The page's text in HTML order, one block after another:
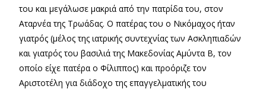
του και μεγάλωσε μακριά από την πατρίδα του, στον
Αταρνέα της Τρωάδας. Ο πατέρας του ο Νικόμαχος ήταν
γιατρός (μέλος της ιατρικής συντεχνίας των Ασκληπιαδών
και γιατρός του βασιλιά της Μακεδονίας Αμύντα Β, τον
οποίο είχε πατέρα ο Φίλιππος) και προόριζε τον
Αριστοτέλη για διάδοχο της επαγγελματικής του